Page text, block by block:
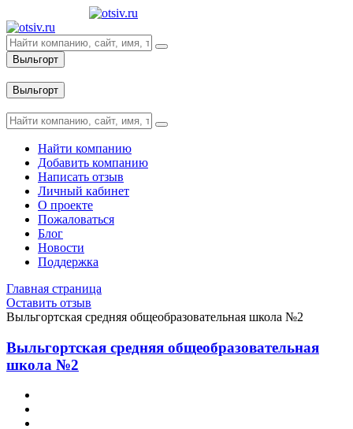
Выльгорт
Выльгорт
Найти компанию
Добавить компанию
Написать отзыв
Личный кабинет
О проекте
Пожаловаться
Блог
Новости
Поддержка
Главная страница
Оставить отзыв
Выльгортская средняя общеобразовательная школа №2
Выльгортская средняя общеобразовательная
школа №2